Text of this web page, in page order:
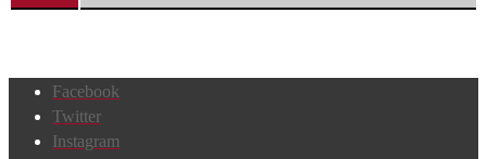
Facebook
Twitter
Instagram